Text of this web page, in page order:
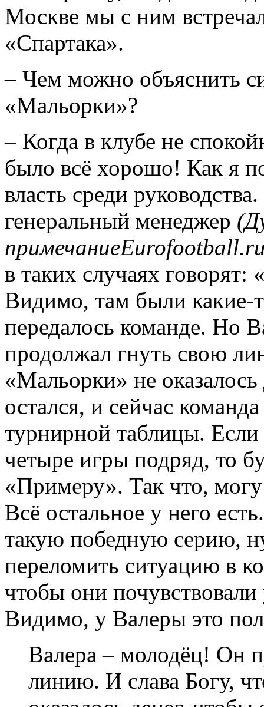
Москве мы с ним
«Спартака».
– Чем можно объяснить
«Мальорки»?
– Когда в клубе не
было всё хорошо! Как я
власть среди
генеральный менеджер
примечаниеEurofootball.
в таких случаях говорят:
Видимо, там были какие-
передалось команде. Но
продолжал гнуть свою
«Мальорки» не
остался, и сейчас
турнирной таблицы.
четыре игры подряд, то
«Примеру». Так что,
Всё остальное у него
такую победную серию,
переломить ситуацию в
чтобы они
Видимо, у Валеры это
Валера – молодёц! Он
линию. И слава Богу,